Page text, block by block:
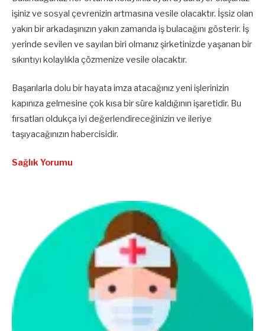
işiniz ve sosyal çevrenizin artmasına vesile olacaktır. İşsiz olan
yakın bir arkadaşınızın yakın zamanda iş bulacağını gösterir. İş
yerinde sevilen ve sayılan biri olmanız şirketinizde yaşanan bir
sıkıntıyı kolaylıkla çözmenize vesile olacaktır.
Başarılarla dolu bir hayata imza atacağınız yeni işlerinizin
kapınıza gelmesine çok kısa bir süre kaldığının işaretidir. Bu
fırsatları oldukça iyi değerlendireceğinizin ve ileriye
taşıyacağınızın habercisidir.
Sağlık Yorumu